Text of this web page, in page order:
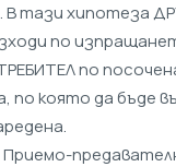
В тази хипотеза
по
по
която да бъде